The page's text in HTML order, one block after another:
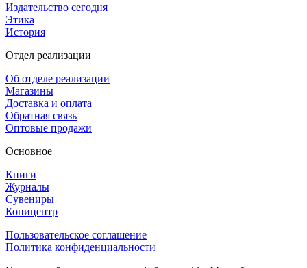
Издательство сегодня
Этика
История
Отдел реализации
Об отделе реализации
Магазины
Доставка и оплата
Обратная связь
Оптовые продажи
Основное
Книги
Журналы
Сувениры
Копицентр
Пользовательское соглашение
Политика конфиденциальности